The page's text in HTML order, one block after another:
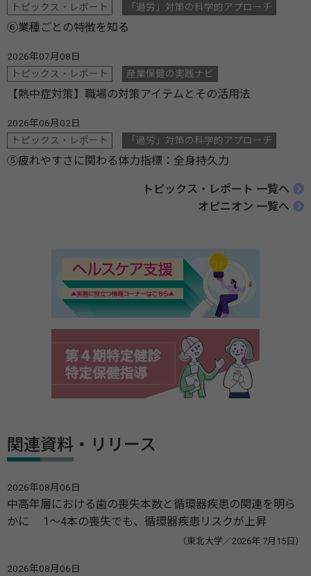
トピックス・レポート
「過労」対策の科学的アプローチ
⑥業種ごとの特徴を知る
2026年07月08日
トピックス・レポート
産業保健の実践ナビ
【熱中症対策】職場の対策アイテムとその活用法
2026年06月02日
トピックス・レポート
「過労」対策の科学的アプローチ
⑤疲れやすさに関わる体力指標：全身持久力
トピックス・レポート 一覧へ
オピニオン 一覧へ
関連資料・リリース
2026年08月06日
中高年層における歯の喪失本数と循環器疾患の関連を明ら
かに 1～4本の喪失でも、循環器疾患リスクが上昇
（東北大学／2026年 7月15日）
2026年08月06日